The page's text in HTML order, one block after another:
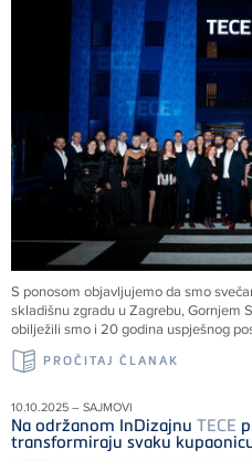
S ponosom objavljujemo da smo
skladišnu zgradu u Zagrebu, Gornjem
obilježili smo i 20 godina uspješnog
PROČITAJ ČLANAK
10.10.2025 – SAJMOVI
Na održanom InDizajnu TECE
transformiraju svaku